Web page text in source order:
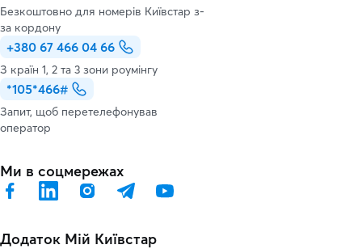
Безкоштовно для номерів Київстар з-
за кордону
+380 67 466 04 66
З країн 1, 2 та 3 зони роумінгу
*105*466#
Запит, щоб перетелефонував
оператор
Ми в соцмережах
Додаток Мій Київстар